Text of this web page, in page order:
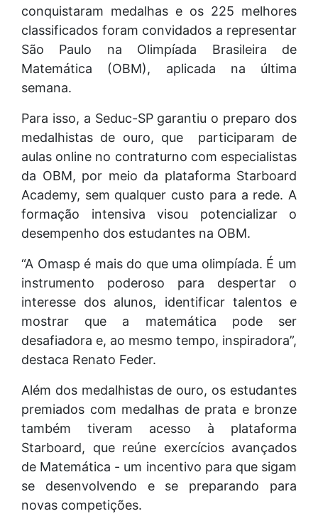
conquistaram medalhas e os 225 melhores
classificados foram convidados a representar
São Paulo na Olimpíada Brasileira de
Matemática (OBM), aplicada na última
semana.
Para isso, a Seduc-SP garantiu o preparo dos
medalhistas de ouro, que participaram de
aulas online no contraturno com especialistas
da OBM, por meio da plataforma Starboard
Academy, sem qualquer custo para a rede. A
formação intensiva visou potencializar o
desempenho dos estudantes na OBM.
“A Omasp é mais do que uma olimpíada. É um
instrumento poderoso para despertar o
interesse dos alunos, identificar talentos e
mostrar que a matemática pode ser
desafiadora e, ao mesmo tempo, inspiradora”,
destaca Renato Feder.
Além dos medalhistas de ouro, os estudantes
premiados com medalhas de prata e bronze
também tiveram acesso à plataforma
Starboard, que reúne exercícios avançados
de Matemática - um incentivo para que sigam
se desenvolvendo e se preparando para
novas competições.